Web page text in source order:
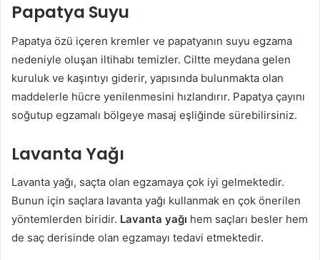
Papatya Suyu
Papatya özü içeren kremler ve papatyanın suyu egzama
nedeniyle oluşan iltihabı temizler. Ciltte meydana gelen
kuruluk ve kaşıntıyı giderir, yapısında bulunmakta olan
maddelerle hücre yenilenmesini hızlandırır. Papatya çayını
soğutup egzamalı bölgeye masaj eşliğinde sürebilirsiniz.
Lavanta Yağı
Lavanta yağı, saçta olan egzamaya çok iyi gelmektedir.
Bunun için saçlara lavanta yağı kullanmak en çok önerilen
yöntemlerden biridir. Lavanta yağı hem saçları besler hem
de saç derisinde olan egzamayı tedavi etmektedir.